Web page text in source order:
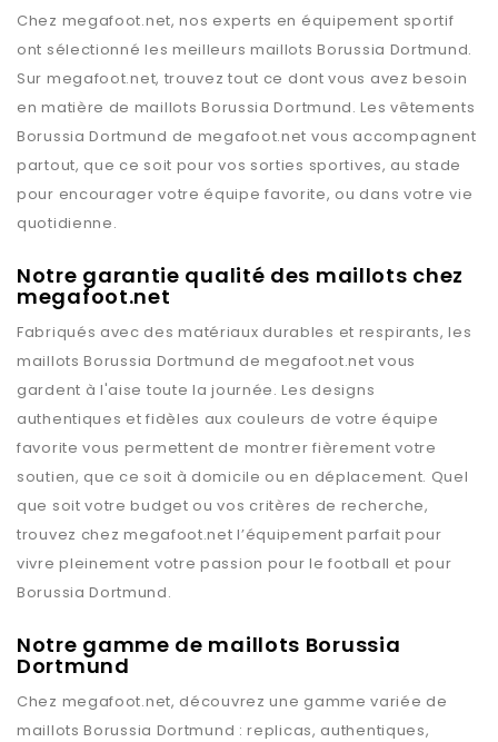
Chez megafoot.net, nos experts en équipement sportif
ont sélectionné les meilleurs maillotsBorussia Dortmund.
Sur megafoot.net, trouvez tout ce dont vous avez besoin
en matière de maillotsBorussia Dortmund. Les vêtements
Borussia Dortmund de megafoot.net vous accompagnent
partout, que ce soit pour vos sorties sportives, au stade
pour encourager votre équipe favorite, ou dans votre vie
quotidienne.
Notre garantie qualité des maillots chez
megafoot.net
Fabriqués avec des matériaux durables et respirants, les
maillotsBorussia Dortmund demegafoot.net vous
gardent à l'aise toute la journée. Les designs
authentiques et fidèles aux couleurs de votre équipe
favorite vous permettent de montrer fièrement votre
soutien, que ce soit à domicile ou en déplacement. Quel
que soit votre budget ou vos critères de recherche,
trouvez chezmegafoot.net l’équipement parfait pour
vivre pleinement votre passion pour le football et pour
Borussia Dortmund.
Notre gamme de maillots Borussia
Dortmund
Chez megafoot.net, découvrez une gamme variée de
maillotsBorussia Dortmund : replicas, authentiques,